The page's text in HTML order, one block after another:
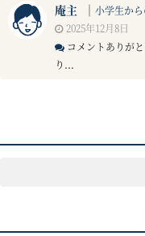
庵主 ｜ 小学生か
2025年12月8日
コメントありが
り...